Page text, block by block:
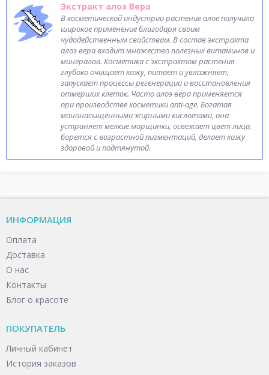
Экстракт алоэ Вера
В косметической индустрии растение алое получила
широкое применение благодаря своим
чудодейственным свойствам. В состав экстракта
алоэ вера входит множество полезных витаминов и
минералов. Косметика с экстрактом растения
глубоко очищает кожу, питает и увлажняет,
запускает процессы регенерации и восстановления
отмерших клеток. Часто алоэ вера применяется
при производстве косметики anti-age. Богатая
мононасыщенными жирными кислотами, она
устраняет мелкие морщинки, освежает цвет лица,
борется с возрастной пигментаций, делает кожу
здоровой и подтянутой.
ИНФОРМАЦИЯ
Оплата
Доставка
О нас
Контакты
Блог о красоте
ПОКУПАТЕЛЬ
Личный кабинет
История заказов